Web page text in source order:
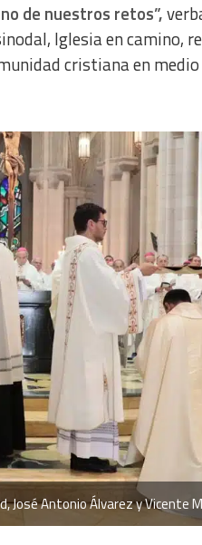
de nuestros retos”,
Iglesia en camino,
cristiana en medio
José Antonio Álvarez y Vicente